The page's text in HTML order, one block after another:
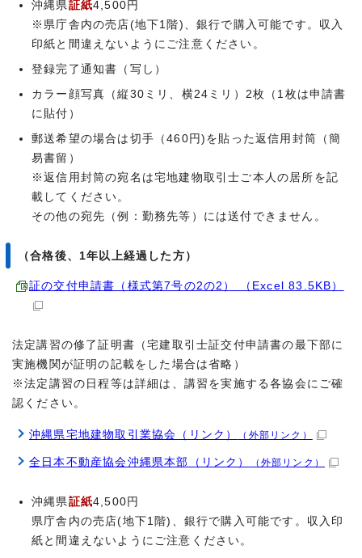
沖縄県 証紙4,500円
※県庁舎内の売店(地下1階)、銀行で購入可能です。収入
印紙と間違えないようにご注意ください。
登録完了通知書（写し）
カラー顔写真（縦30ミリ、横24ミリ）2枚（1枚は申請書
に貼付）
郵送希望の場合は切手（460円)を貼った返信用封筒（簡
易書留）
※返信用封筒の宛名は宅地建物取引士ご本人の居所を記
載してください。
その他の宛先（例：勤務先等）には送付できません。
（合格後、1年以上経過した方）
証の交付申請書（様式第7号の2の2） （Excel 83.5KB）
法定講習の修了証明書（宅建取引士証交付申請書の最下部に
実施機関が証明の記載をした場合は省略）
※法定講習の日程等は詳細は、講習を実施する各協会にご確
認ください。
沖縄県宅地建物取引業協会（リンク） （外部リンク）
全日本不動産協会沖縄県本部（リンク） （外部リンク）
沖縄県 証紙4,500円
県庁舎内の売店(地下1階)、銀行で購入可能です。収入印
紙と間違えないようにご注意ください。